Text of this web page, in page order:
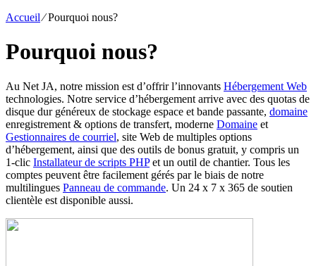
Accueil⁄Pourquoi nous?
Pourquoi nous?
Au Net JA, notre mission est d’offrir l’innovants Hébergement Web
technologies. Notre service d’hébergement arrive avec des quotas de
disque dur généreux de stockage espace et bande passante, domaine
enregistrement & options de transfert, moderne Domaine et
Gestionnaires de courriel, site Web de multiples options
d’hébergement, ainsi que des outils de bonus gratuit, y compris un
1-clic Installateur de scripts PHPet un outil de chantier. Tous les
comptes peuvent être facilement gérés par le biais de notre
multilingues Panneau de commande. Un 24 x 7 x 365 de soutien
clientèle est disponible aussi.